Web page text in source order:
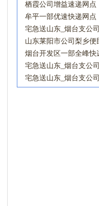
栖霞公司增益速递网点
牟平一部优速快递网点
宅急送山东_烟台支公
莱A加盟商_于庄镇营
山东莱阳市公司梨乡便
点
烟台开发区一部全峰快
宅急送山东_烟台支公
莱A加盟商_山汽改营
宅急送山东_烟台支公